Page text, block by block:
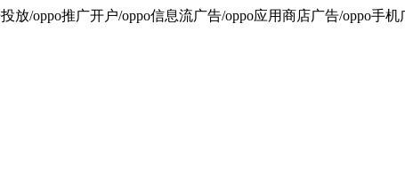
/oppo推广开户/oppo信息流广告/oppo应用商店广告/oppo手